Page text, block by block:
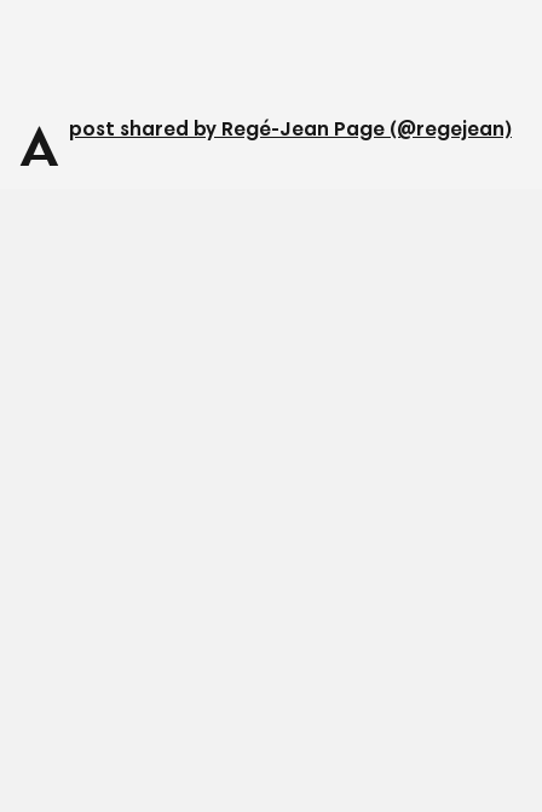
A post shared by Regé-Jean Page (@regejean)